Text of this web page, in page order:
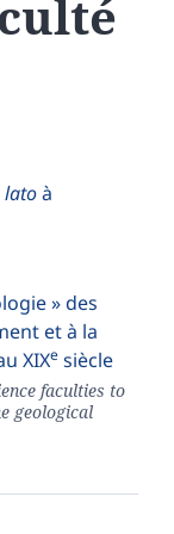
latoà
» des
et à la
XIXe siècle
faculties to
geological